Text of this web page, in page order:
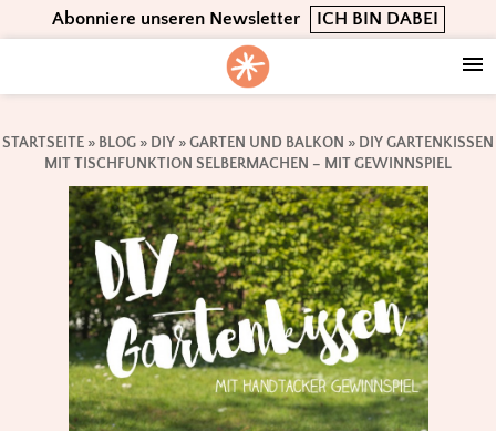
to
navigation
to
content
to
Abonniere unseren Newsletter ICH BIN DABEI
STARTSEITE » BLOG » DIY »GARTEN UND BALKON » DIY GARTENKISSEN
MIT TISCHFUNKTION SELBERMACHEN – MIT GEWINNSPIEL